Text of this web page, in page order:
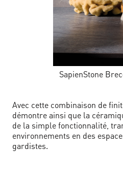
SapienStone
Avec cette combinaison de
démontre ainsi que la
de la simple fonctionnalité,
environnements en des
gardistes.